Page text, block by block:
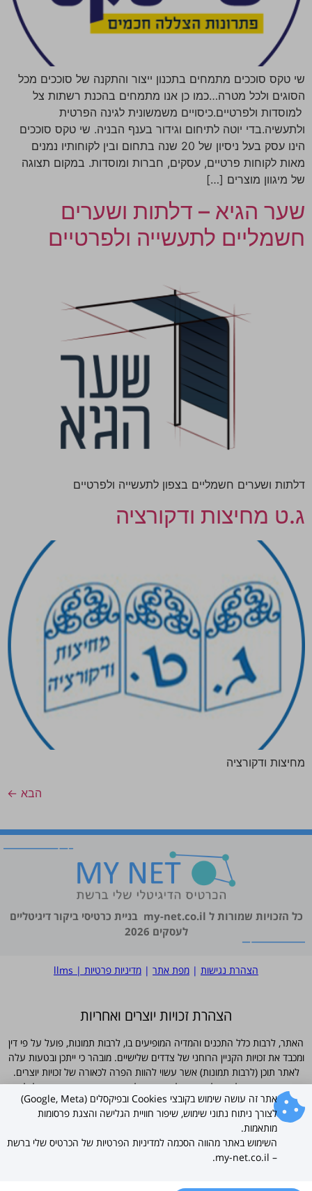
שי טקס סוככים מתמחים בתכנון ייצור והתקנה של סוככים מכל
הסוגים ולכל מטרה…כמו כן אנו מתמחים בהכנת רשתות צל
למוסדות ולפרטיים.כיסויים משמשונית לגינה הפרטית
ולתעשיה.בדי יוטה לתיחום וגידור בענף הבניה. שי טקס סוככים
הינו עסק בעל ניסיון של 20 שנה בתחום ובין לקוחותיו נמנים
מאות לקוחות פרטיים, עסקים, חברות ומוסדות. במקום תצוגה
של מיגוון מוצרים […]
שער הגיא – דלתות ושערים
חשמליים לתעשייה ולפרטיים
דלתות ושערים חשמליים בצפון לתעשייה ולפרטיים
ג.ט מחיצות ודקורציה
מחיצות ודקורציה
הבא ←
כל הזכויות שמורות ל my-net.co.il בניית כרטיסי ביקור דיגיטליים
לעסקים 2026
הצהרת נגישות | מפת אתר | מדיניות פרטיות |
llms
הצהרת זכויות יוצרים ואחריות
האתר, לרבות כלל התכנים והמדיה המופיעים בו, לרבות תמונות, פועל על פי דין
ומכבד את זכויות הקניין הרוחני של צדדים שלישיים. מובהר כי ייתכן ובטעות עלה
לאתר תוכן (לרבות תמונות) אשר עשוי להוות הפרה לכאורה של זכויות יוצרים.
מובהר ומוסכם כי למפעילי האתר לא תהיה כל אחריות ישירה או עקיפה לכל נזק
שייגרם עקב פרסום כאמור, וכי כל פנייה בדבר חשש להפרת זכויות תיבחן באופן
מיידי. ככל שנמצא כי תוכן כלשהו פוגע בזכויות צד ג', יוסר התוכן או תינתן
התייחסות אחרת לפי העניין, וזאת מבלי שהדבר יהווה הודאה כלשהי באחריות
מצד מפעילי האתר.
אתר זה עושה שימוש בקובצי Cookies ובפיקסלים (Google, Meta)
לצורך ניתוח נתוני שימוש, שיפור חוויית הגלישה והצגת פרסומות
מותאמות.
השימוש באתר מהווה הסכמה למדיניות הפרטיות של הכרטיס שלי ברשת
– my-net.co.il.